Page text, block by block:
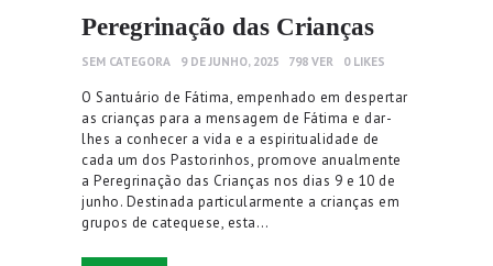
Peregrinação das Crianças
SEM CATEGORA 9 DE JUNHO, 2025 798 VER 0 LIKES
O Santuário de Fátima, empenhado em despertar
as crianças para a mensagem de Fátima e dar-
lhes a conhecer a vida e a espiritualidade de
cada um dos Pastorinhos, promove anualmente
a Peregrinação das Crianças nos dias 9 e 10 de
junho. Destinada particularmente a crianças em
grupos de catequese, esta…